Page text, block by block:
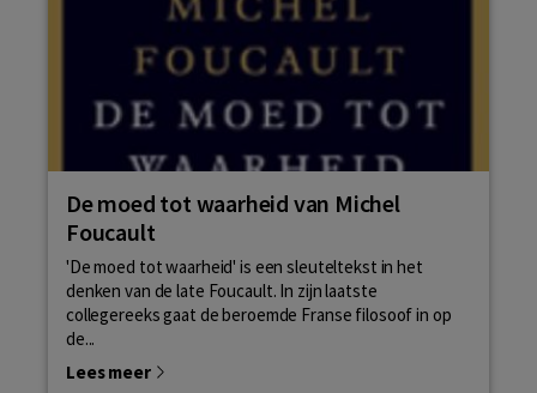
De moed tot waarheid van Michel
Foucault
'De moed tot waarheid' is een sleuteltekst in het
denken van de late Foucault. In zijn laatste
collegereeks gaat de beroemde Franse filosoof in op
de...
Lees meer